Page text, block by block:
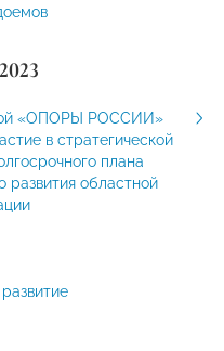
«ОПОРЫ РОССИИ»
в стратегической
плана
развития областной